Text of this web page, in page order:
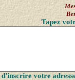
Tapez
d'inscrire votre